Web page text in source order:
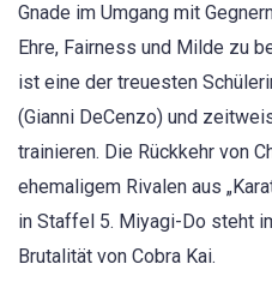
Gnade im Umgang mit
Ehre, Fairness und Milde zu
ist eine der treuesten
(Gianni DeCenzo) und
trainieren. Die Rückkehr von
ehemaligem Rivalen aus
in Staffel 5. Miyagi-Do steht
Brutalität von Cobra Kai.